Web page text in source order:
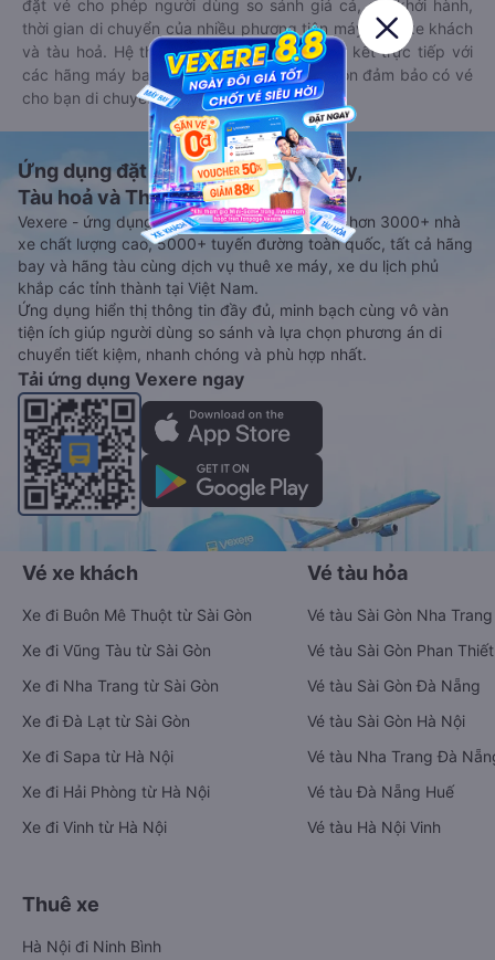
đặt vé cho phép người dùng so sánh giá cả, giờ khởi hành,
thời gian di chuyển của nhiều phương tiện máy bay, xe khách
và tàu hoả. Hệ thống của Goyolo được liên kết trực tiếp với
các hãng máy bay, xe khách và tàu hoả, luôn đảm bảo có vé
cho bạn di chuyển.
Ứng dụng đặt vé Xe khách, Máy bay,
Tàu hoả và Thuê xe
Vexere - ứng dụng đặt vé đa phương tiện với hơn 3000+ nhà
xe chất lượng cao, 5000+ tuyến đường toàn quốc, tất cả hãng
bay và hãng tàu cùng dịch vụ thuê xe máy, xe du lịch phủ
khắp các tỉnh thành tại Việt Nam.
Ứng dụng hiển thị thông tin đầy đủ, minh bạch cùng vô vàn
tiện ích giúp người dùng so sánh và lựa chọn phương án di
chuyển tiết kiệm, nhanh chóng và phù hợp nhất.
Tải ứng dụng Vexere ngay
Vé xe khách
Xe đi Buôn Mê Thuột từ Sài Gòn
Xe đi Vũng Tàu từ Sài Gòn
Xe đi Nha Trang từ Sài Gòn
Xe đi Đà Lạt từ Sài Gòn
Xe đi Sapa từ Hà Nội
Xe đi Hải Phòng từ Hà Nội
Xe đi Vinh từ Hà Nội
Vé tàu hỏa
Vé tàu Sài Gòn Nha Trang
Vé tàu Sài Gòn Phan Thiết
Vé tàu Sài Gòn Đà Nẵng
Vé tàu Sài Gòn Hà Nội
Vé tàu Nha Trang Đà
Vé tàu Đà Nẵng Huế
Vé tàu Hà Nội Vinh
Thuê xe
Hà Nội đi Ninh Bình